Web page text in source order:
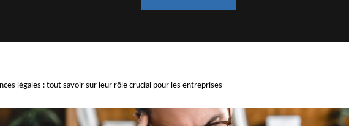
légales : tout savoir sur leur rôle crucial pour les entreprises